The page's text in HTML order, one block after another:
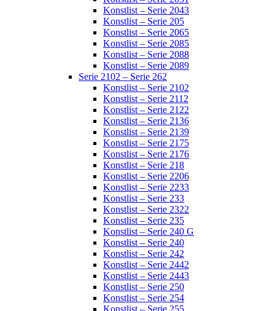
Konstlist – Serie 2043
Konstlist – Serie 205
Konstlist – Serie 2065
Konstlist – Serie 2085
Konstlist – Serie 2088
Konstlist – Serie 2089
Serie 2102 – Serie 262
Konstlist – Serie 2102
Konstlist – Serie 2112
Konstlist – Serie 2122
Konstlist – Serie 2136
Konstlist – Serie 2139
Konstlist – Serie 2175
Konstlist – Serie 2176
Konstlist – Serie 218
Konstlist – Serie 2206
Konstlist – Serie 2233
Konstlist – Serie 233
Konstlist – Serie 2322
Konstlist – Serie 235
Konstlist – Serie 240 G
Konstlist – Serie 240
Konstlist – Serie 242
Konstlist – Serie 2442
Konstlist – Serie 2443
Konstlist – Serie 250
Konstlist – Serie 254
Konstlist – Serie 255